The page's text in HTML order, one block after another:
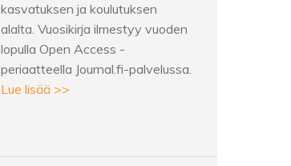
kasvatuksen ja koulutuksen
alalta. Vuosikirja ilmestyy vuoden
lopulla Open Access -
periaatteella Journal.fi-palvelussa.
Lue lisää >>